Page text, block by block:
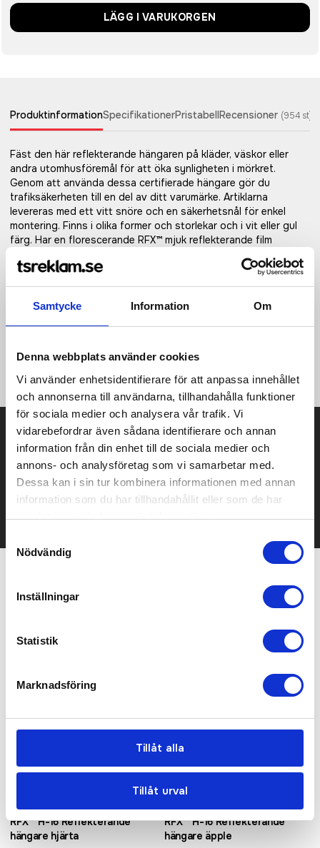
Samtycke Information Om
Denna webbplats använder cookies
Vi använder enhetsidentifierare för att anpassa innehållet
och annonserna till användarna, tillhandahålla funktioner
för sociala medier och analysera vår trafik. Vi
vidarebefordrar även sådana identifierare och annan
information från din enhet till de sociala medier och
annons- och analysföretag som vi samarbetar med.
Dessa kan i sin tur kombinera informationen med annan
information som du har tillhandahållit eller som de har
samlat in när du har använt deras tjänster.
Nödvändig
Inställningar
Statistik
Marknadsföring
Tillåt alla
Tillåt urval
LÄGG I VARUKORGEN
ProduktinformationSpecifikationerPristabellRecensioner (954 st)
Fäst den här reflekterande hängaren på kläder, väskor eller
andra utomhusföremål för att öka synligheten i mörkret.
Genom att använda dessa certifierade hängare gör du
trafiksäkerheten till en del av ditt varumärke. Artiklarna
levereras med ett vitt snöre och en säkerhetsnål för enkel
montering. Finns i olika former och storlekar och i vit eller gul
färg. Har en florescerande RFX™ mjuk reflekterande film
TPU. Materialen har testats i enlighet med SVHC (Substances
EN 17353 Typ B 1. Varje artikel levereras med ett 10 cm långt
snöre och nål för att enkelt kunna fästas i en väska, jacka etc.
glassinpåse, ett hållbart material tillverkat av trämassa.
Prisuppgift på mailen?
Kontakta oss här för att få förslag på produkt och pris över
mailen.
Det går också utmärkt att bara ställa frågor!
Relaterade produkter
RFX™ H-16 Reflekterande
hängare hjärta
RFX™ H-16 Reflekterande
hängare äpple